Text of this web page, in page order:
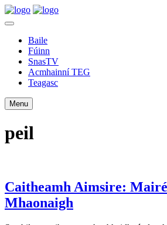
Baile
Fúinn
SnasTV
Acmhainní TEG
Teagasc
Menu
peil
Caitheamh Aimsire:
Mhaonaigh